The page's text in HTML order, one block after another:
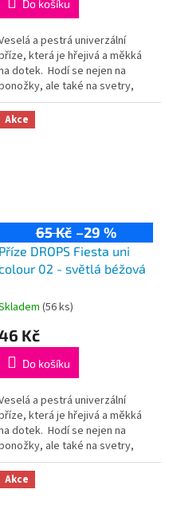
Do košíku
a pestrá univerzální
která je hřejivá a měkká
dotek. Hodí se nejen na
ale také na svetry,
či čepice! Složení:
vlna, 25% polyamid...
Akce
65 Kč –29 %
Příze DROPS Fiesta uni
02 - světlá béžová
(56 ks)
Kč
Do košíku
a pestrá univerzální
která je hřejivá a měkká
dotek. Hodí se nejen na
ale také na svetry,
či čepice! Složení:
vlna, 25% polyamid...
Akce